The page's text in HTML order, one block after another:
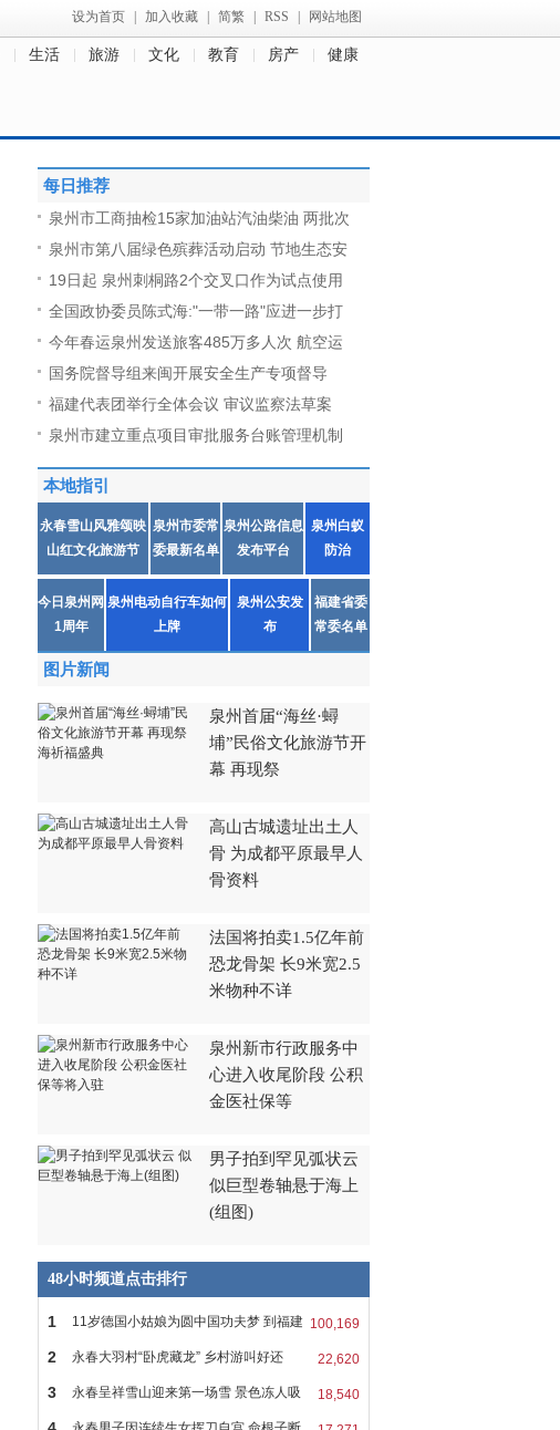
设为首页 加入收藏 简繁 RSS 网站地图
生活 旅游 文化 教育 房产 健康
每日推荐
泉州市工商抽检15家加油站汽油柴油 两批次
泉州市第八届绿色殡葬活动启动 节地生态安
19日起 泉州刺桐路2个交叉口作为试点使用
全国政协委员陈式海:"一带一路"应进一步打
今年春运泉州发送旅客485万多人次 航空运
国务院督导组来闽开展安全生产专项督导
福建代表团举行全体会议 审议监察法草案
泉州市建立重点项目审批服务台账管理机制
本地指引
永春雪山风雅颂映
山红文化旅游节
泉州市委常
委最新名单
泉州公路信息
发布平台
泉州白蚁
防治
今日泉州网
1周年
泉州电动自行车如何
上牌
泉州公安发
布
福建省委
常委名单
图片新闻
泉州首届“海丝·蟳
埔”民俗文化旅游节开
幕 再现祭
高山古城遗址出土人
骨 为成都平原最早人
骨资料
法国将拍卖1.5亿年前
恐龙骨架 长9米宽2.5
米物种不详
泉州新市行政服务中
心进入收尾阶段 公积
金医社保等
男子拍到罕见弧状云
似巨型卷轴悬于海上
(组图)
48小时频道点击排行
100,169
1 11岁德国小姑娘为圆中国功夫梦 到福建
22,620
2 永春大羽村“卧虎藏龙” 乡村游叫好还
18,540
3 永春呈祥雪山迎来第一场雪 景色冻人吸